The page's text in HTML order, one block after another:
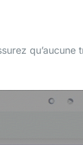
qu’aucune